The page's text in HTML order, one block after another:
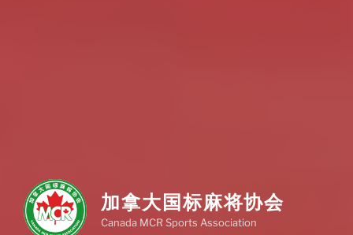
加拿大国标麻将协会
Canada MCR Sports Association